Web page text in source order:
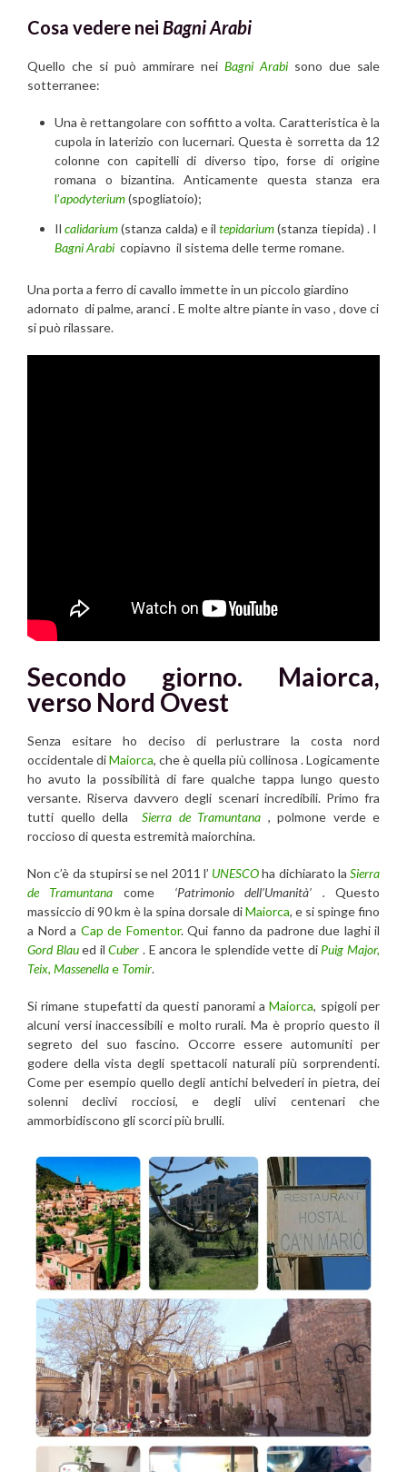
Cosa vedere nei Bagni Arabi
Quello che si può ammirare nei Bagni Arabi sono due sale
sotterranee:
Una è rettangolare con soffitto a volta. Caratteristica è la
cupola in laterizio con lucernari. Questa è sorretta da 12
colonne con capitelli di diverso tipo, forse di origine
romana o bizantina. Anticamente questa stanza era
l’apodyterium(spogliatoio);
Ilcalidarium(stanza calda) e iltepidarium(stanza tiepida) . I
Bagni Arabi copiavno il sistema delle terme romane.
Una porta a ferro di cavallo immette in un piccolo giardino
adornato di palme, aranci . E molte altre piante in vaso , dove ci
si può rilassare.
Secondo giorno. Maiorca,
verso Nord Ovest
Senza esitare ho deciso di perlustrare la costa nord
occidentale diMaiorca, che è quella più collinosa . Logicamente
ho avuto la possibilità di fare qualche tappa lungo questo
versante. Riserva davvero degli scenari incredibili. Primo fra
tutti quello della Sierra de Tramuntana , polmone verde e
roccioso di questa estremità maiorchina.
Non c’è da stupirsi se nel 2011 l’ UNESCOha dichiarato la Sierra
de Tramuntana come ‘Patrimonio dell’Umanità’ . Questo
massiccio di 90 km è la spina dorsale diMaiorca, e si spinge fino
a Nord a Cap de Fomentor. Qui fanno da padrone due laghi il
Gord Blaued ilCuber . E ancora le splendide vette di Puig Major,
Teix, Massenellae Tomir.
Si rimane stupefatti da questi panorami aMaiorca, spigoli per
alcuni versi inaccessibili e molto rurali. Ma è proprio questo il
segreto del suo fascino. Occorre essere automuniti per
godere della vista degli spettacoli naturali più sorprendenti.
Come per esempio quello degli antichi belvederi in pietra, dei
solenni declivi rocciosi, e degli ulivi centenari che
ammorbidiscono gli scorci più brulli.